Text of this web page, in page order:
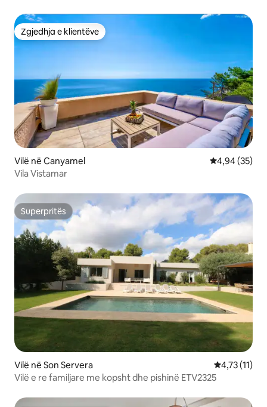
Zgjedhja e klientëve
Zgjedhja e klientëve
Vilë në Canyamel Vlerësimi
4,94 (35)
Vila Vistamar
Superpritës
Superpritës
Vilë në Son Servera Vlerësimi
4,73 (11)
Vilë e re familjare me kopsht dhe pishinë ETV2325